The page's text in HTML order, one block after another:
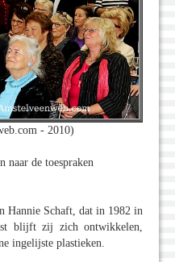
- 2010)
naar de toespraken
Hannie Schaft, dat in 1982 in
blijft zij zich ontwikkelen,
ingelijste plastieken.